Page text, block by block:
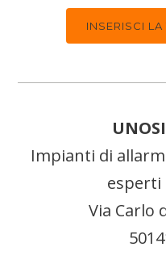
INSERISCI
Impianti di
esperti
Via Carlo